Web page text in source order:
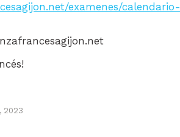
examenes/calendario-
2023